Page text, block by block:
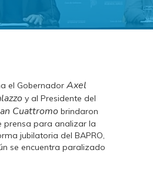
el GobernadorAxel
y al Presidente del
Cuattromo brindaron
prensa para analizar la
jubilatoria del BAPRO,
se encuentra paralizado